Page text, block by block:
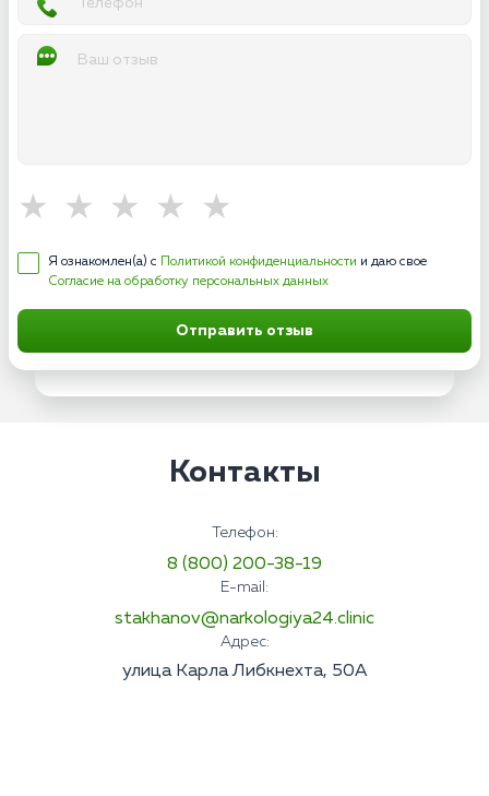
Я ознакомлен(а) с Политикой конфиденциальности и даю свое
Согласие на обработку персональных данных
Отправить отзыв
Контакты
Телефон:
8 (800) 200-38-19
E-mail:
stakhanov@narkologiya24.clinic
Адрес:
улица Карла Либкнехта, 50А